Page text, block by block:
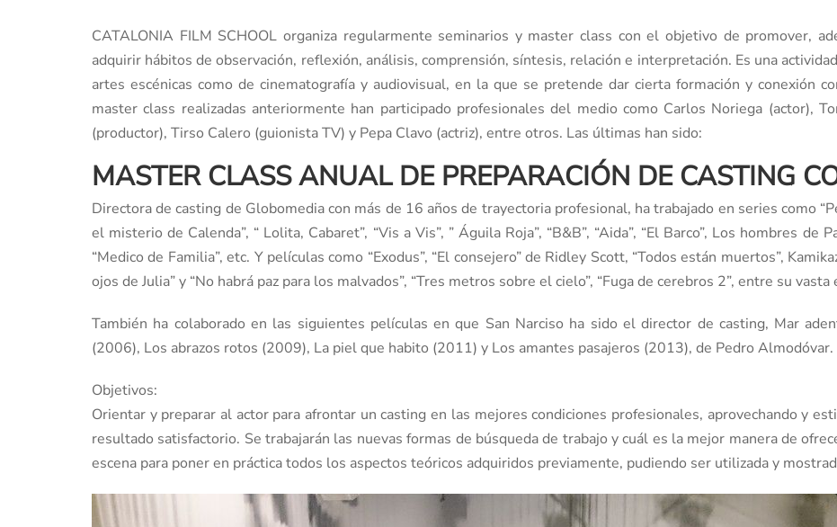
CATALONIA FILM SCHOOL organiza regularmente seminarios y master class con el objetivo de promover,
adquirir hábitos de observación, reflexión, análisis, comprensión, síntesis, relación e interpretación. Es una
artes escénicas como de cinematografía y audiovisual, en la que se pretende dar cierta formación y conexión
master class realizadas anteriormente han participado profesionales del medio como Carlos Noriega (actor),
(productor), Tirso Calero (guionista TV) y Pepa Clavo (actriz), entre otros. Las últimas han sido:
MASTER CLASS ANUAL DE PREPARACIÓN DE CASTING
Directora de casting de Globomedia con más de 16 años de trayectoria profesional, ha trabajado en series como
el misterio de Calenda”, “ Lolita, Cabaret”, “Vis a Vis”, ” Águila Roja”, “B&B”, “Aida”, “El Barco”, Los hombres de
“Medico de Familia”, etc. Y películas como “Exodus”, “El consejero” de Ridley Scott, “Todos están muertos”,
ojos de Julia” y “No habrá paz para los malvados”, “Tres metros sobre el cielo”, “Fuga de cerebros 2”, entre su vasta
También ha colaborado en las siguientes películas en que San Narciso ha sido el director de casting, Mar
(2006), Los abrazos rotos (2009), La piel que habito (2011) y Los amantes pasajeros (2013), de Pedro Almodóvar.
Objetivos:
Orientar y preparar al actor para afrontar un casting en las mejores condiciones profesionales, aprovechando y
resultado satisfactorio. Se trabajarán las nuevas formas de búsqueda de trabajo y cuál es la mejor manera de
escena para poner en práctica todos los aspectos teóricos adquiridos previamente, pudiendo ser utilizada y